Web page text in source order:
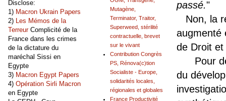
passé."
Non, la
augmenté
de Droit
Pour
du
Mutagène,
Terminator, Traitor,
Superweed, stérilité
contractuelle, brevet
sur le vivant
Contribution Congrès
PS, Rénova(c)tion
Socialiste - Europe,
solidarités locales,
régionales et globales
France Productivité
Disclose:
1) Macron Ukrain Papers
2) Les Mémos de la
TerreurComplicité de la
France dans les crimes
de la dictature du
maréchal Sissi en
Egypte
3) Macron Egypt Papers
4) Opération Sirli Macron
en Egypte